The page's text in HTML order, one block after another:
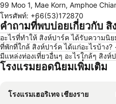
99 Moo 1, Mae Korn, Amphoe
โทรศัพท์: +66(53)172870
คำถามที่พบบ่อยเกี่ยวกับ สิ
อะไรที่ทำให้ สิงห์ปาร์ค ได้รับความนิย
ที่พักที่ใกล้ สิงห์ปาร์ค ได้แก่อะไรบ้าง?
มีแหล่งท่องเที่ยวอื่นๆ อะไรใกล้ๆ สิงห์
โรงแรมยอดนิยมเพิ่มเติม
โรงแรมเฮอริเทจ เชียงราย